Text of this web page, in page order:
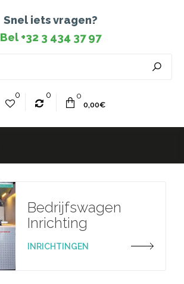
Snel iets vragen?
Bel +32 3 434 37 97
0 0
0
0,00€
Bedrijfswagen
Inrichting
INRICHTINGEN